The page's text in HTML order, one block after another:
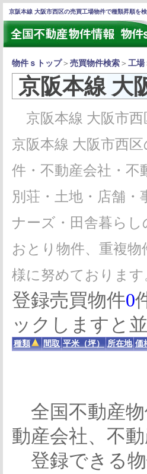
京阪本線 大阪市西区の売買工場物件で種類昇順を
物件ｓトップ＞ 売買物件検索 ＞ 工場
京阪本線 大
京阪本線 大阪市西
京阪本線 大阪市西
件・不動産会社・不
別荘・土地・店舗
ナーズ・田舎暮ら
おとり物件、重複
様に努めております
登録売買物件0
ックしますと
種類 間取 平米（坪） 所在地 価
全国不動産物
動産会社、不
登録できる物